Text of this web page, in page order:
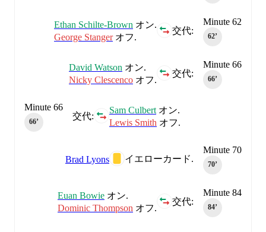
Minute 62
62‎’‎
交代:
Ethan Schilte-Brown オン.
George Stangerオフ.
Minute 66
66‎’‎
交代:
David Watson オン.
Nicky Clescenco オフ.
交代:
Sam Culbert オン.
Lewis Smith オフ.
Minute 66
66‎’‎
Minute 70
70‎’‎
イエローカード.
Brad Lyons
Minute 84
84‎’‎
交代:
Euan Bowie オン.
Dominic Thompson オフ.